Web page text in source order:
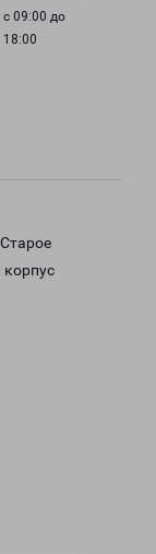
с 09:00 до
18:00